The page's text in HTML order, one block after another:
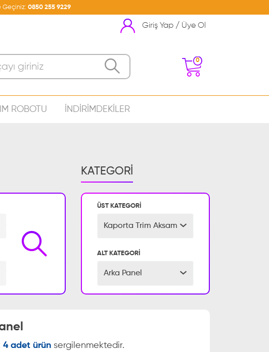
Geçiniz: 0850 255 9229
Giriş Yap / Üye Ol
0
ROBOTU İNDİRİMDEKİLER
KATEGORİ
ÜST KATEGORİ
Kaporta Trim Aksamı
ALT KATEGORİ
Arka Panel
4 adet ürünsergilenmektedir.